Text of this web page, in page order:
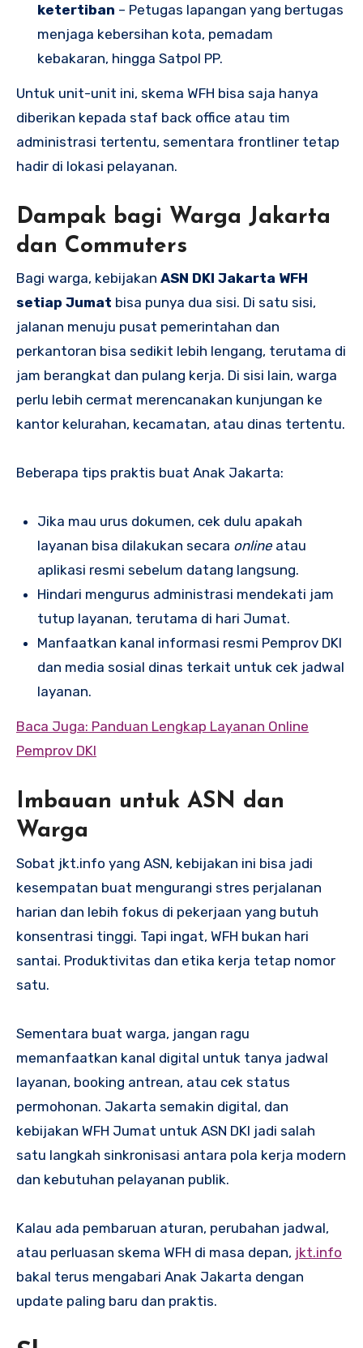
ketertiban – Petugas lapangan yang bertugas
menjaga kebersihan kota, pemadam
kebakaran, hingga Satpol PP.
Untuk unit-unit ini, skema WFH bisa saja hanya
diberikan kepada staf back office atau tim
administrasi tertentu, sementara frontliner tetap
hadir di lokasi pelayanan.
Dampak bagi Warga Jakarta
dan Commuters
Bagi warga, kebijakan ASN DKI Jakarta WFH
setiap Jumat bisa punya dua sisi. Di satu sisi,
jalanan menuju pusat pemerintahan dan
perkantoran bisa sedikit lebih lengang, terutama di
jam berangkat dan pulang kerja. Di sisi lain, warga
perlu lebih cermat merencanakan kunjungan ke
kantor kelurahan, kecamatan, atau dinas tertentu.
Beberapa tips praktis buat Anak Jakarta:
Jika mau urus dokumen, cek dulu apakah
layanan bisa dilakukan secara onlineatau
aplikasi resmi sebelum datang langsung.
Hindari mengurus administrasi mendekati jam
tutup layanan, terutama di hari Jumat.
Manfaatkan kanal informasi resmi Pemprov DKI
dan media sosial dinas terkait untuk cek jadwal
layanan.
Baca Juga: Panduan Lengkap Layanan Online
Pemprov DKI
Imbauan untuk ASN dan
Warga
Sobat jkt.info yang ASN, kebijakan ini bisa jadi
kesempatan buat mengurangi stres perjalanan
harian dan lebih fokus di pekerjaan yang butuh
konsentrasi tinggi. Tapi ingat, WFH bukan hari
santai. Produktivitas dan etika kerja tetap nomor
satu.
Sementara buat warga, jangan ragu
memanfaatkan kanal digital untuk tanya jadwal
layanan, booking antrean, atau cek status
permohonan. Jakarta semakin digital, dan
kebijakan WFH Jumat untuk ASN DKI jadi salah
satu langkah sinkronisasi antara pola kerja modern
dan kebutuhan pelayanan publik.
Kalau ada pembaruan aturan, perubahan jadwal,
atau perluasan skema WFH di masa depan, jkt.info
bakal terus mengabari Anak Jakarta dengan
update paling baru dan praktis.